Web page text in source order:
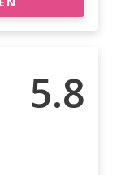
5.8